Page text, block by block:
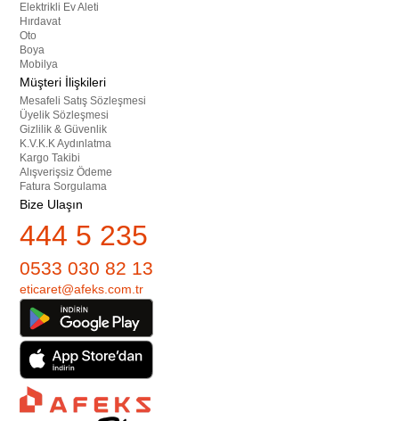
Elektrikli Ev Aleti
Hırdavat
Oto
Boya
Mobilya
Müşteri İlişkileri
Mesafeli Satış Sözleşmesi
Üyelik Sözleşmesi
Gizlilik & Güvenlik
K.V.K.K Aydınlatma
Kargo Takibi
Alışverişsiz Ödeme
Fatura Sorgulama
Bize Ulaşın
444 5 235
0533 030 82 13
eticaret@afeks.com.tr